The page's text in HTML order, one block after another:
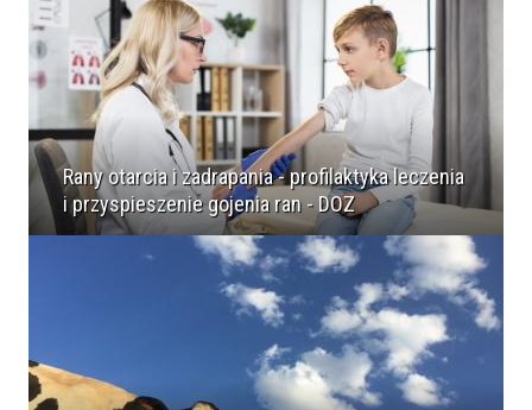
Rany otarcia i zadrapania - profilaktyka leczenia
i przyspieszenie gojenia ran - DOZ